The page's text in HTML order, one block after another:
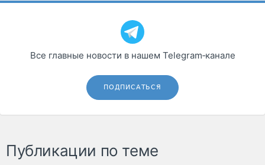
Все главные новости в нашем Telegram‑канале
ПОДПИСАТЬСЯ
Публикации по теме